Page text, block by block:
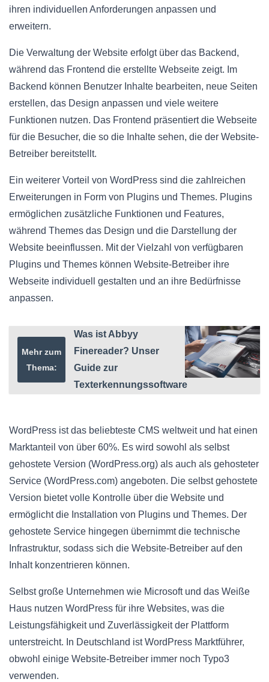
ihren individuellen Anforderungen anpassen und
erweitern.
Die Verwaltung der Website erfolgt über das Backend,
während das Frontend die erstellte Webseite zeigt. Im
Backend können Benutzer Inhalte bearbeiten, neue Seiten
erstellen, das Design anpassen und viele weitere
Funktionen nutzen. Das Frontend präsentiert die Webseite
für die Besucher, die so die Inhalte sehen, die der Website-
Betreiber bereitstellt.
Ein weiterer Vorteil von WordPress sind die zahlreichen
Erweiterungen in Form von Plugins und Themes. Plugins
ermöglichen zusätzliche Funktionen und Features,
während Themes das Design und die Darstellung der
Website beeinflussen. Mit der Vielzahl von verfügbaren
Plugins und Themes können Website-Betreiber ihre
Webseite individuell gestalten und an ihre Bedürfnisse
anpassen.
Mehr zum
Thema:
Was ist Abbyy
Finereader? Unser
Guide zur
Texterkennungssoftware
WordPress ist das beliebteste CMS weltweit und hat einen
Marktanteil von über 60%. Es wird sowohl als selbst
gehostete Version (WordPress.org) als auch als gehosteter
Service (WordPress.com) angeboten. Die selbst gehostete
Version bietet volle Kontrolle über die Website und
ermöglicht die Installation von Plugins und Themes. Der
gehostete Service hingegen übernimmt die technische
Infrastruktur, sodass sich die Website-Betreiber auf den
Inhalt konzentrieren können.
Selbst große Unternehmen wie Microsoft und das Weiße
Haus nutzen WordPress für ihre Websites, was die
Leistungsfähigkeit und Zuverlässigkeit der Plattform
unterstreicht. In Deutschland ist WordPress Marktführer,
obwohl einige Website-Betreiber immer noch Typo3
verwenden.